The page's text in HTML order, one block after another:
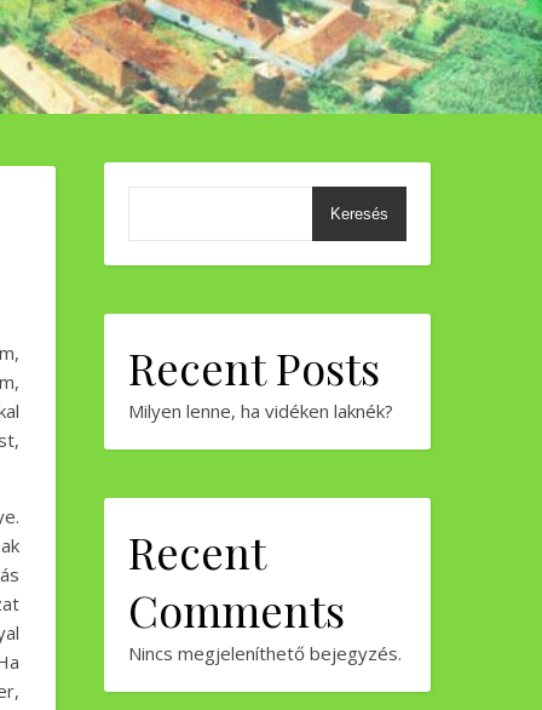
Keresés
Recent Posts
Milyen lenne, ha vidéken laknék?
Recent
Comments
Nincs megjeleníthető bejegyzés.